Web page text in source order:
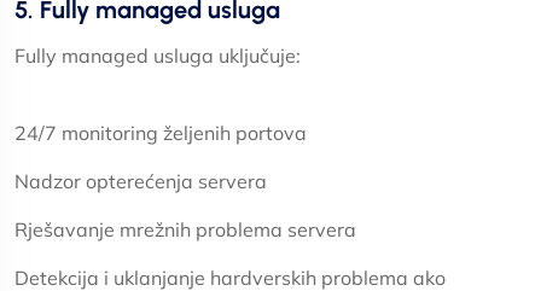
5. Fully managed usluga
Fully managed usluga uključuje:
24/7 monitoring željenih portova
Nadzor opterećenja servera
Rješavanje mrežnih problema servera
Detekcija i uklanjanje hardverskih problema ako